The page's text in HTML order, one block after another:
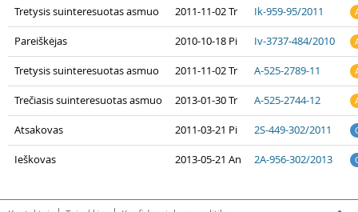
Tretysis suinteresuotas asmuo 2011-11-02 Tr Ik-959-95/2011
Pareiškėjas 2010-10-18 Pi Iv-3737-484/2010
Tretysis suinteresuotas asmuo 2011-11-02 Tr A-525-2789-11
Trečiasis suinteresuotas asmuo 2013-01-30 Tr A-525-2744-12
Atsakovas 2011-03-21 Pi 2S-449-302/2011
Ieškovas 2013-05-21 An 2A-956-302/2013